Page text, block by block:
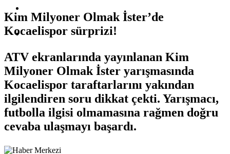
SAĞLIK
Kim Milyoner Olmak İster’de
Kocaelispor sürprizi!
ATV ekranlarında yayınlanan Kim
Milyoner Olmak İster yarışmasında
Kocaelispor taraftarlarını yakından
ilgilendiren soru dikkat çekti. Yarışmacı,
futbolla ilgisi olmamasına rağmen doğru
cevaba ulaşmayı başardı.